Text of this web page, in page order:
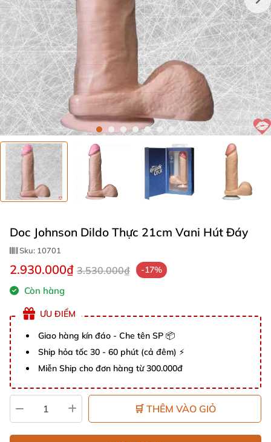
Doc Johnson Dildo Thực 21cm Vani Hút Đáy
Sku: 10701
2.930.000₫ 3.530.000₫ -17%
Còn hàng
ƯU ĐIỂM
Giao hàng kín đáo - Che tên SP 📦
Ship hỏa tốc 30 - 60 phút (cả đêm) ⚡
Miễn Ship cho đơn hàng từ 300.000đ
🛒 THÊM VÀO GIỎ